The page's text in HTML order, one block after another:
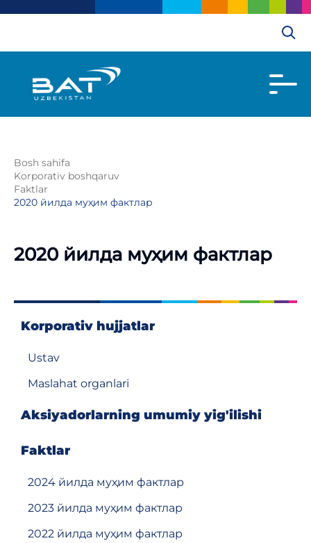
Bosh sahifa
Korporativ boshqaruv
Faktlar
2020 йилда муҳим фактлар
2020 йилда муҳим фактлар
Korporativ hujjatlar
Ustav
Maslahat organlari
Aksiyadorlarning umumiy yig'ilishi
Faktlar
2024 йилда муҳим фактлар
2023 йилда муҳим фактлар
2022 йилда муҳим фактлар